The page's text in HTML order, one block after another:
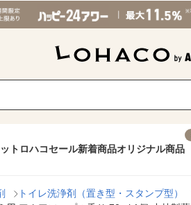
ト ロハコセール新着商品オリジナル商品
トイレ洗浄剤（置き型・スタンプ型）